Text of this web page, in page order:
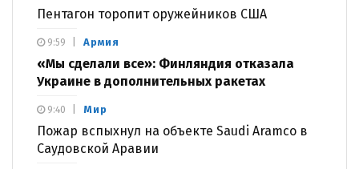
Пентагон торопит оружейников США
Армия
«Мы сделали все»: Финляндия отказала
Украине в дополнительных ракетах
9:59
Мир
Пожар вспыхнул на объекте Saudi Aramco в
Саудовской Аравии
9:40